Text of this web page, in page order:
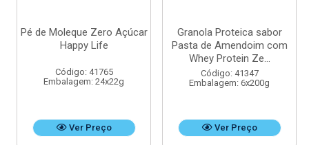
Pé de Moleque Zero Açúcar
Happy Life
Código: 41765
Embalagem: 24x22g
Ver Preço
Granola Proteica sabor
Pasta de Amendoim com
Whey Protein Ze...
Código: 41347
Embalagem: 6x200g
Ver Preço